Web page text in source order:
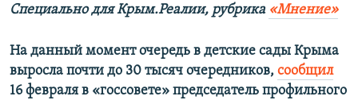
Специально для Крым.Реалии, рубрика «Мнение»
На данный момент очередь в детские сады Крыма
выросла почти до 30 тысяч очередников, сообщил
16 февраля в «госсовете» председатель профильного